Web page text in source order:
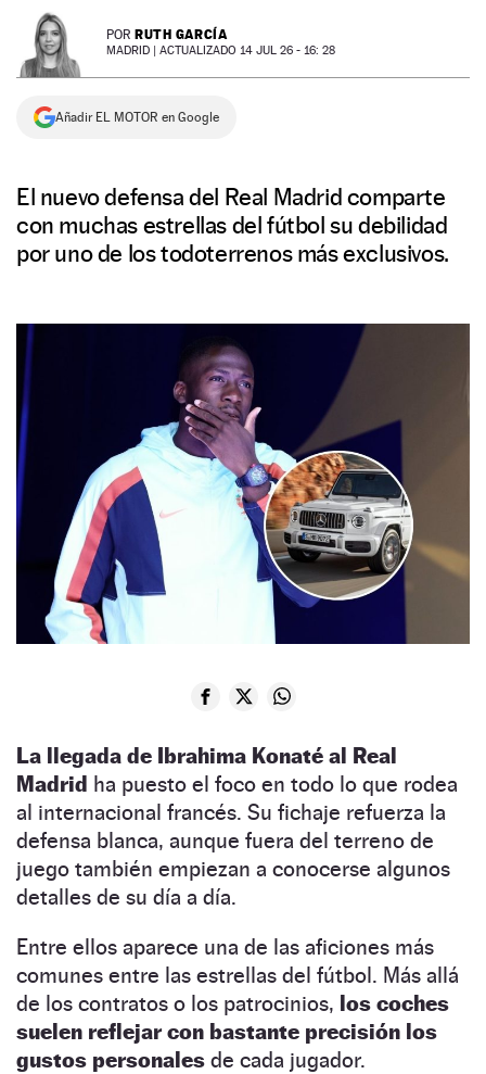
NEWSLETTER POR RUTH GARCÍA
MADRID | ACTUALIZADO 14 JUL 26 - 16: 28
Añadir EL MOTOR en Google
El nuevo defensa del Real Madrid comparte
con muchas estrellas del fútbol su debilidad
por uno de los todoterrenos más exclusivos.
La llegada de Ibrahima Konaté al Real
Madrid ha puesto el foco en todo lo que rodea
al internacional francés. Su fichaje refuerza la
defensa blanca, aunque fuera del terreno de
juego también empiezan a conocerse algunos
detalles de su día a día.
Entre ellos aparece una de las aficiones más
comunes entre las estrellas del fútbol. Más allá
de los contratos o los patrocinios, los coches
suelen reflejar con bastante precisión los
gustos personales de cada jugador.